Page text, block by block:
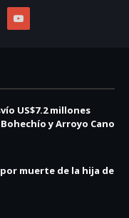
US$7.2 millones
y Arroyo Cano
muerte de la hija de